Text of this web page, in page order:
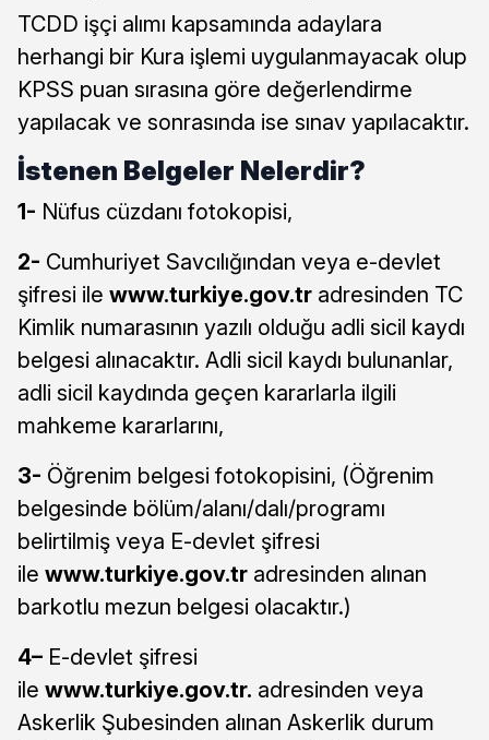
TCDD işçi alımı kapsamında adaylara
herhangi bir Kura işlemi uygulanmayacak olup
KPSS puan sırasına göre değerlendirme
yapılacak ve sonrasında ise sınav yapılacaktır.
İstenen Belgeler Nelerdir?
1- Nüfus cüzdanı fotokopisi,
2- Cumhuriyet Savcılığından veya e-devlet
şifresi ile www.turkiye.gov.tr adresinden TC
Kimlik numarasının yazılı olduğu adli sicil kaydı
belgesi alınacaktır. Adli sicil kaydı bulunanlar,
adli sicil kaydında geçen kararlarla ilgili
mahkeme kararlarını,
3- Öğrenim belgesi fotokopisini, (Öğrenim
belgesinde bölüm/alanı/dalı/programı
belirtilmiş veya E-devlet şifresi
ile www.turkiye.gov.tr adresinden alınan
barkotlu mezun belgesi olacaktır.)
4– E-devlet şifresi
ile www.turkiye.gov.tr. adresinden veya
Askerlik Şubesinden alınan Askerlik durum